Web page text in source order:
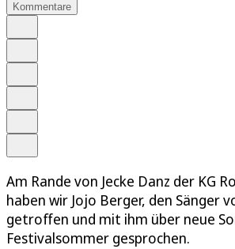
Kommentare
Am Rande von Jecke Danz der KG
haben wir Jojo Berger, den Sänger
getroffen und mit ihm über neue
Festivalsommer gesprochen.